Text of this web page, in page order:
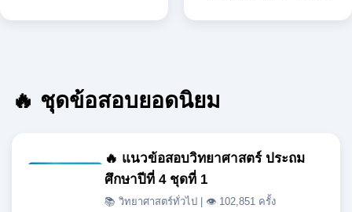
🔥 ชุดข้อสอบยอดนิยม
🔥 แนวข้อสอบวิทยาศาสตร์ ประถม
ศึกษาปีที่ 4 ชุดที่ 1
📚 วิทยาศาสตร์ทั่วไป | 👁 102,851 ครั้ง